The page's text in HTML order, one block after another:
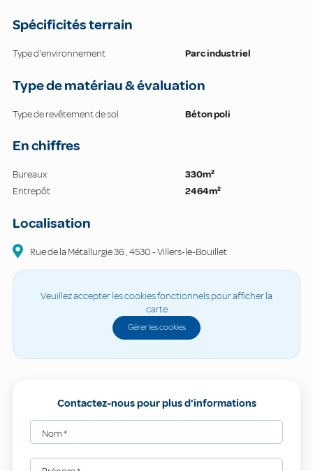
Spécificités terrain
Type d'environnement Parc industriel
Type de matériau & évaluation
Type de revêtement de sol Béton poli
En chiffres
Bureaux
330m²
Entrepôt
2464m²
Localisation
Rue de la Métallurgie36,4530-Villers-le-Bouillet
Veuillez accepter les cookies fonctionnels pour afficher la
carte
Gérer les cookies
Contactez-nous pour plus d'informations
Nom*